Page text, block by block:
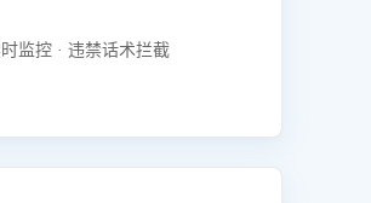
监控 · 违禁话术拦截